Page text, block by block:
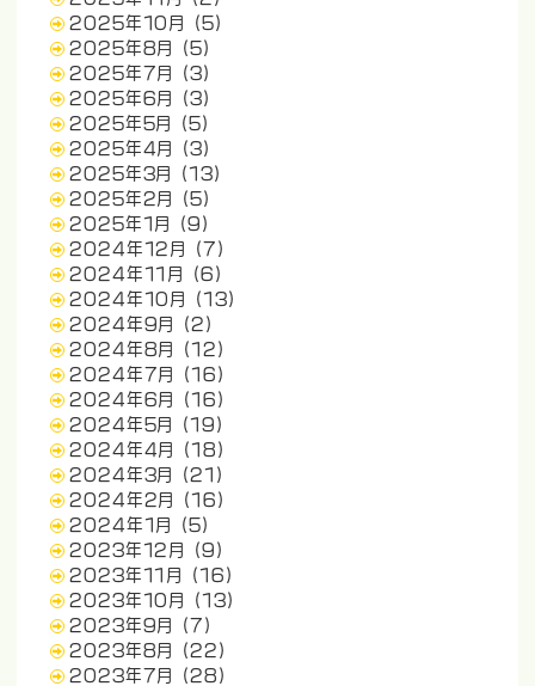
2025年10月
(5)
2025年8月
(5)
2025年7月
(3)
2025年6月
(3)
2025年5月
(5)
2025年4月
(3)
2025年3月
(13)
2025年2月
(5)
2025年1月
(9)
2024年12月
(7)
2024年11月
(6)
2024年10月
(13)
2024年9月
(2)
2024年8月
(12)
2024年7月
(16)
2024年6月
(16)
2024年5月
(19)
2024年4月
(18)
2024年3月
(21)
2024年2月
(16)
2024年1月
(5)
2023年12月
(9)
2023年11月
(16)
2023年10月
(13)
2023年9月
(7)
2023年8月
(22)
2023年7月
(28)